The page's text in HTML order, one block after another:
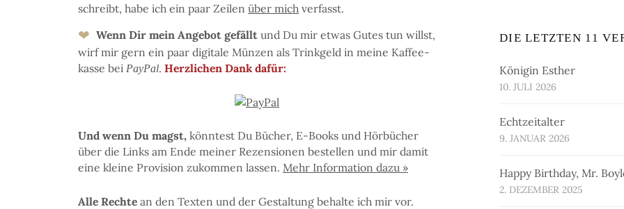
schreibt, ha­be ich ein paar Zei­len über mich ver­fasst.
❤ Wenn Dir mein An­ge­bot ge­fällt und Du mir et­was Gu­tes tun willst,
wirf mir gern ein paar di­gi­ta­le Mün­zen als Trink­geld in mei­ne Kaf­fee­
kas­se bei PayPal. Herz­li­chen Dank dafür:
Und wenn Du magst, könn­test Du Bü­cher, E-Books und Hör­bü­cher
über die Links am En­de mei­ner Re­zen­sio­nen be­stel­len und mir da­mit
eine klei­ne Pro­vi­sion zu­kom­men las­sen. Mehr In­for­ma­tion da­zu »
Al­le Rech­te an den Tex­ten und der Ge­stal­tung be­hal­te ich mir vor.
DIE LETZTEN 11
Königin Esther
10. JULI 2026
Echtzeitalter
9. JANUAR 2026
Happy Birthday, Mr.
2. DEZEMBER 2025